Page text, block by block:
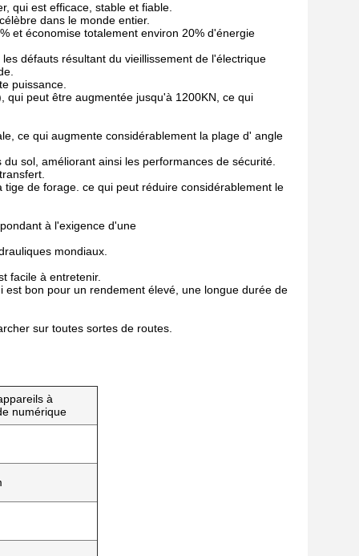
qui est efficace, stable et fiable.
dans le monde entier.
et économise totalement environ 20% d'énergie
défauts résultant du vieillissement de l'électrique
puissance.
peut être augmentée jusqu'à 1200KN, ce qui
ce qui augmente considérablement la plage d' angle
sol, améliorant ainsi les performances de sécurité.
de forage. ce qui peut réduire considérablement le
à l'exigence d'une
mondiaux.
facile à entretenir.
bon pour un rendement élevé, une longue durée de
sur toutes sortes de routes.
à
numérique